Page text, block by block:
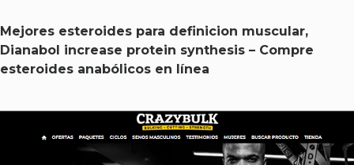
Mejores esteroides para definicion muscular,
Dianabol increase protein synthesis – Compre
esteroides anabólicos en línea